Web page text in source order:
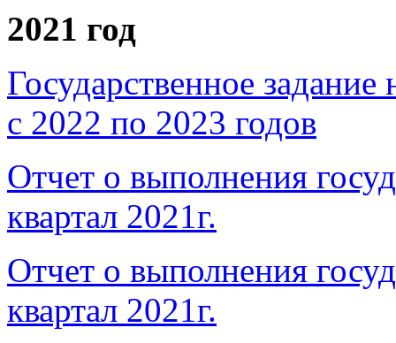
2021 год
Государственное
с 2022 по 2023 годов
Отчет о выполнения
квартал 2021г.
Отчет о выполнения
квартал 2021г.